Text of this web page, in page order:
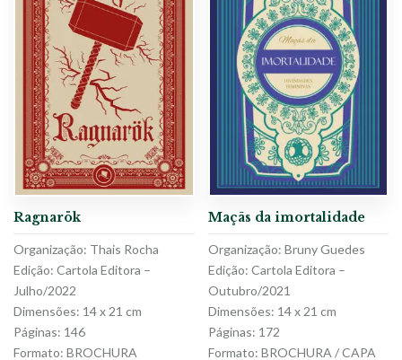
Ragnarök
Organização: Thais Rocha
Edição: Cartola Editora –
Julho/2022
Dimensões: 14 x 21 cm
Páginas: 146
Formato: BROCHURA
Maçãs da imortalidade
Organização: Bruny Guedes
Edição: Cartola Editora –
Outubro/2021
Dimensões: 14 x 21 cm
Páginas: 172
Formato: BROCHURA / CAPA